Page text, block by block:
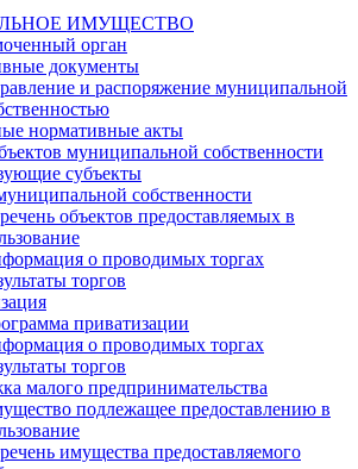
ИМУЩЕСТВО
орган
документы
и распоряжение муниципальной
нормативные акты
муниципальной собственности
субъекты
собственности
объектов предоставляемых в
о проводимых торгах
торгов
приватизации
о проводимых торгах
торгов
малого предпринимательства
подлежащее предоставлению в
имущества предоставляемого